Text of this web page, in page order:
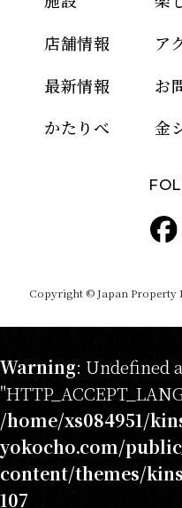
店舗情報
ア
最新情報
お
かたりべ
金
Copyright © Japan Property
Warning: Undefined
/home/xs084951/
yokocho.com/
content/themes/
107